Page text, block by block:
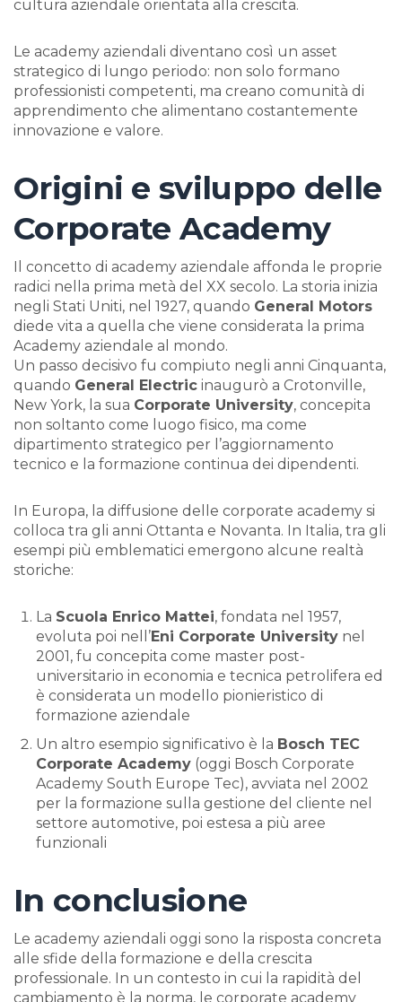
cultura aziendale orientata alla crescita.
Le academy aziendali diventano così un asset
strategico di lungo periodo: non solo formano
professionisti competenti, ma creano comunità di
apprendimento che alimentano costantemente
innovazione e valore.
Origini e sviluppo delle
Corporate Academy
Il concetto di academy aziendale affonda le proprie
radici nella prima metà del XX secolo. La storia inizia
negli Stati Uniti, nel 1927, quando General Motors
diede vita a quella che viene considerata la prima
Academy aziendale al mondo.
Un passo decisivo fu compiuto negli anni Cinquanta,
quando General Electric inaugurò a Crotonville,
New York, la sua Corporate University, concepita
non soltanto come luogo fisico, ma come
dipartimento strategico per l’aggiornamento
tecnico e la formazione continua dei dipendenti.
In Europa, la diffusione delle corporate academy si
colloca tra gli anni Ottanta e Novanta. In Italia, tra gli
esempi più emblematici emergono alcune realtà
storiche:
La Scuola Enrico Mattei, fondata nel 1957,
evoluta poi nell’Eni Corporate University nel
2001, fu concepita come master post-
universitario in economia e tecnica petrolifera ed
è considerata un modello pionieristico di
formazione aziendale
Un altro esempio significativo è la Bosch TEC
Corporate Academy (oggi Bosch Corporate
Academy South Europe Tec), avviata nel 2002
per la formazione sulla gestione del cliente nel
settore automotive, poi estesa a più aree
funzionali
In conclusione
Le academy aziendali oggi sono la risposta concreta
alle sfide della formazione e della crescita
professionale. In un contesto in cui la rapidità del
cambiamento è la norma, le corporate academy